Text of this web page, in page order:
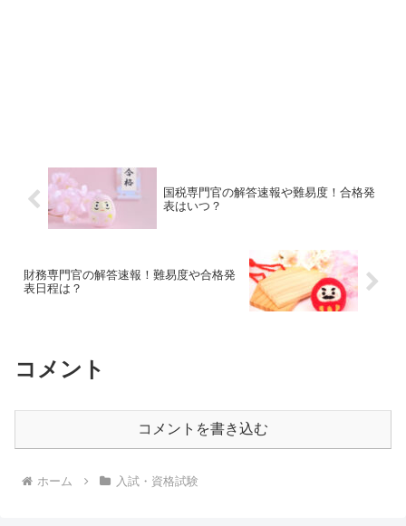
国税専門官の解答速報や難易度！合格発
表はいつ？
財務専門官の解答速報！難易度や合格発
表日程は？
コメント
コメントを書き込む
ホーム 入試・資格試験